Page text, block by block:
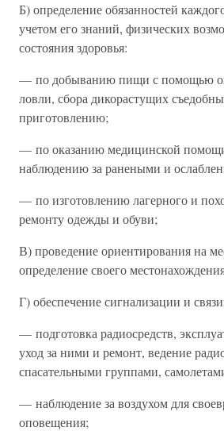
Б) определение обязанностей
учетом его знаний, физических
состояния здоровья:
— по добыванию пищи с помощью
ловли, сбора дикорастущих
приготовлению;
— по оказанию медицинской
наблюдению за ранеными и
— по изготовлению лагерного и
ремонту одежды и обуви;
В) проведение ориентирования на
определение своего
Г) обеспечение сигнализации и
— подготовка радиосредств,
уход за ними и ремонт, ведение
спасательными группами,
— наблюдение за воздухом для
оповещения;